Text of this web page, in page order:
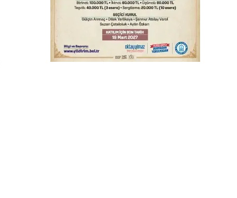
Bursa'da tavuk çiftliğinde yangın
Bursa'da kontrolden çıkan araç orta
refüje çıktı